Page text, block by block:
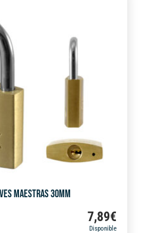
MAESTRAS 30MM
7,89€
Disponible